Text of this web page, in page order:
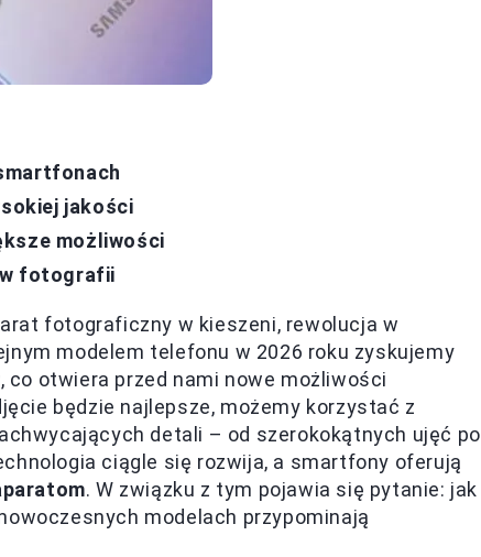
jakości
możliwości
fotografii
fotograficzny w kieszeni, rewolucja w
modelem telefonu w 2026 roku zyskujemy
, co otwiera przed nami nowe możliwości
będzie najlepsze, możemy korzystać z
detali – od szerokokątnych ujęć po
ciągle się rozwija, a smartfony oferują
. W związku z tym pojawia się pytanie: jak
modelach przypominają